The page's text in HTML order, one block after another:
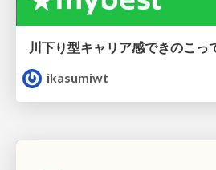
ikasumiwt